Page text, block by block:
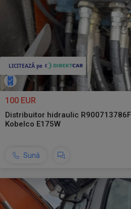
100 EUR
Distribuitor hidraulic
Kobelco E175W
Sună